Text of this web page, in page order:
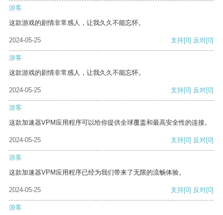
游客
这款游戏的剧情非常感人，让我久久不能忘怀。
2024-05-25 支持[0] 反对[0]
游客
这款游戏的剧情非常感人，让我久久不能忘怀。
2024-05-25 支持[0] 反对[0]
游客
这款加速器VPM应用程序可以给你提供全球覆盖和最高安全性的连接。
2024-05-25 支持[0] 反对[0]
游客
这款加速器VPM应用程序已经为我们带来了无限的流畅体验。
2024-05-25 支持[0] 反对[0]
游客